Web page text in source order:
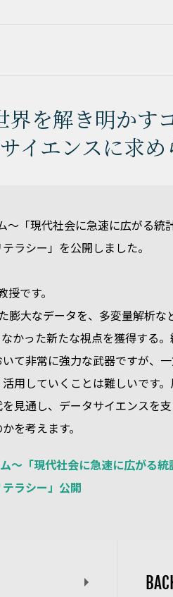
を解き明かす
イエンスに求
～「現代社会に急速に広がる統
ラシー」を公開しました。
です。
膨大なデータを、多変量解析な
かった新たな視点を獲得する
て非常に強力な武器ですが、
用していくことは難しいです
見通し、データサイエンスを
を考えます。
～「現代社会に急速に広がる統
ラシー」公開